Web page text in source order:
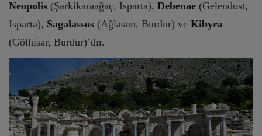
Neopolis (Şarkikaraağaç, Isparta), Debenae (Gelendost,
Isparta), Sagalassos (Ağlasun, Burdur) ve Kibyra
(Gölhisar, Burdur)’dır.